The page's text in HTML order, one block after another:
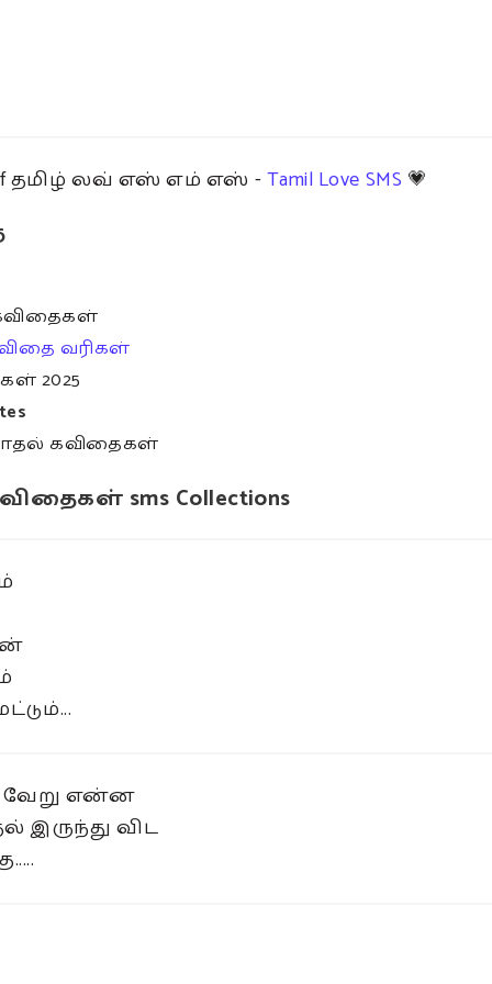
of தமிழ் லவ் எஸ் எம் எஸ் -Tamil Love SMS 💗
வரிகள்
2025
கவிதைகள்
sms Collections
என்ன
இருந்து விட